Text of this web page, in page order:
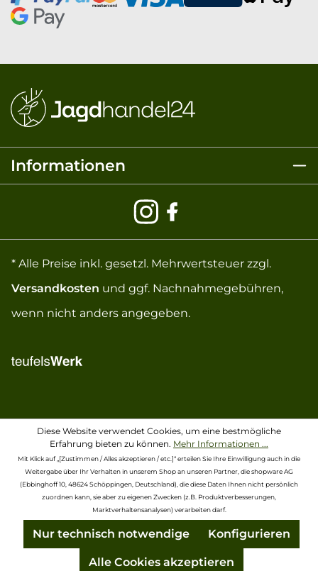
Informationen
* Alle Preise inkl. gesetzl. Mehrwertsteuer zzgl.
Versandkosten und ggf. Nachnahmegebühren,
wenn nicht anders angegeben.
Diese Website verwendet Cookies, um eine bestmögliche
Erfahrung bieten zu können. Mehr Informationen ...
Mit Klick auf „[Zustimmen / Alles akzeptieren / etc.]“ erteilen Sie Ihre Einwilligung auch in die
Weitergabe über Ihr Verhalten in unserem Shop an unseren Partner, die shopware AG
(Ebbinghoff 10, 48624 Schöppingen, Deutschland), die diese Daten Ihnen nicht persönlich
zuordnen kann, sie aber zu eigenen Zwecken (z.B. Produktverbesserungen,
Marktverhaltensanalysen) verarbeiten darf.
Nur technisch notwendige Konfigurieren
Alle Cookies akzeptieren